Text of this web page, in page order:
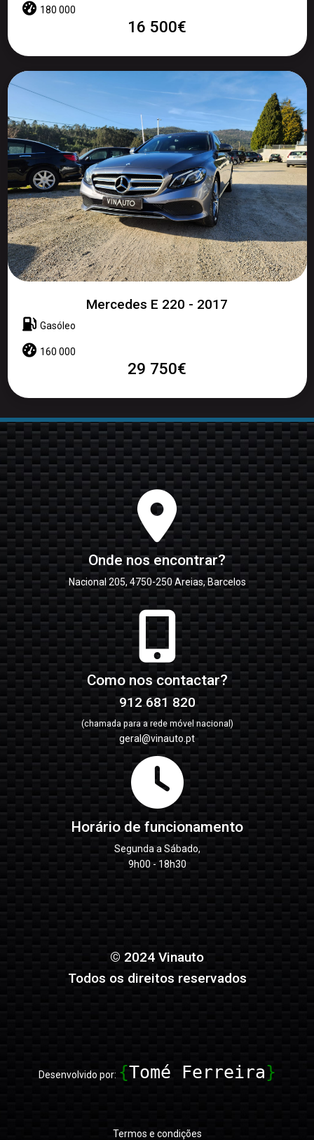
180 000
16 500€
Mercedes E 220 - 2017
Gasóleo
160 000
29 750€
Onde nos encontrar?
Nacional 205, 4750-250 Areias, Barcelos
Como nos contactar?
912 681 820
(chamada para a rede móvel nacional)
geral@vinauto.pt
Horário de funcionamento
Segunda a Sábado,
9h00 - 18h30
© 2024 Vinauto
Todos os direitos reservados
Desenvolvido por: {Tomé Ferreira}
Termos e condições